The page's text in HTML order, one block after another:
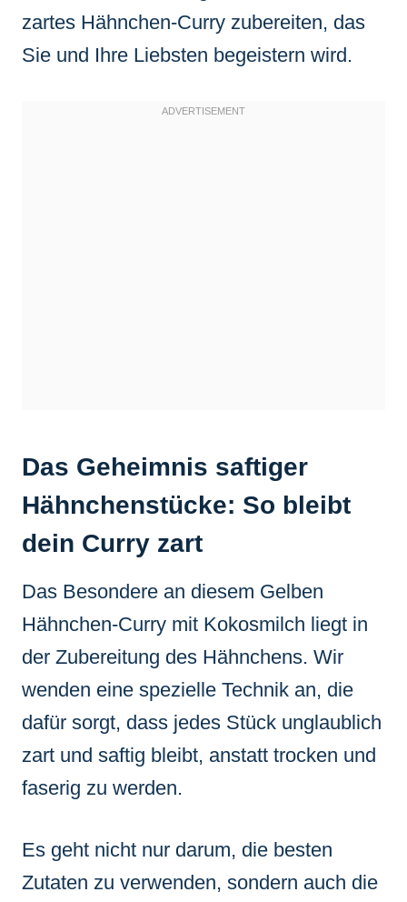
zartes Hähnchen-Curry zubereiten, das
Sie und Ihre Liebsten begeistern wird.
Das Geheimnis saftiger
Hähnchenstücke: So bleibt
dein Curry zart
Das Besondere an diesem Gelben
Hähnchen-Curry mit Kokosmilch liegt in
der Zubereitung des Hähnchens. Wir
wenden eine spezielle Technik an, die
dafür sorgt, dass jedes Stück unglaublich
zart und saftig bleibt, anstatt trocken und
faserig zu werden.
Es geht nicht nur darum, die besten
Zutaten zu verwenden, sondern auch die